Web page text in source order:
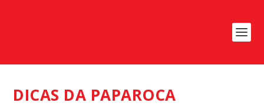
DICAS DA PAPAROCA